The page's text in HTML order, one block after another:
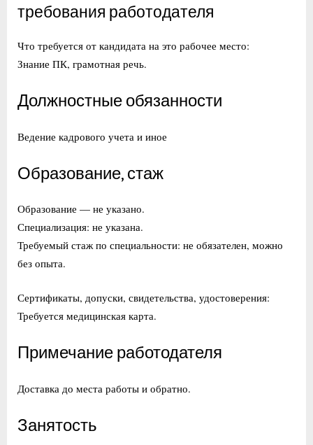
требования работодателя
Что требуется от кандидата на это рабочее место:
Знание ПК, грамотная речь.
Должностные обязанности
Ведение кадрового учета и иное
Образование, стаж
Образование — не указано.
Специализация: не указана.
Требуемый стаж по специальности: не обязателен, можно
без опыта.
Сертификаты, допуски, свидетельства, удостоверения:
Требуется медицинская карта.
Примечание работодателя
Доставка до места работы и обратно.
Занятость